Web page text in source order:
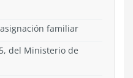
familiar
del Ministerio de